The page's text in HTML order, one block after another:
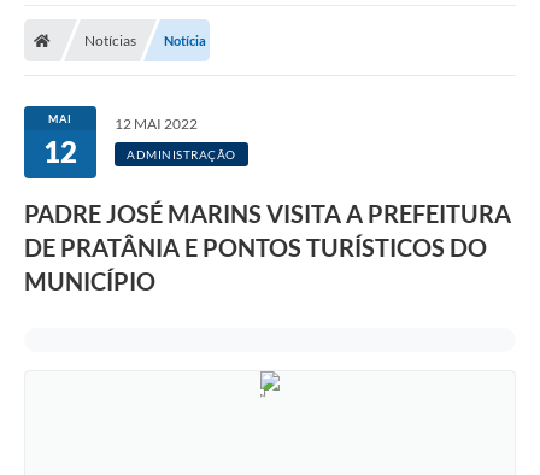
Notícias Notícia
MAI
12
12 MAI 2022
ADMINISTRAÇÃO
PADRE JOSÉ MARINS VISITA A PREFEITURA
DE PRATÂNIA E PONTOS TURÍSTICOS DO
MUNICÍPIO